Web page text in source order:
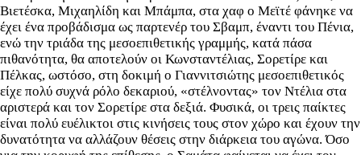
Βιετέσκα, Μιχαηλίδη και Μπάμπα, στα χαφ ο Μεϊτέ φάνηκε να
έχει ένα προβάδισμα ως παρτενέρ του Σβαμπ, έναντι του Πένια,
ενώ την τριάδα της μεσοεπιθετικής γραμμής, κατά πάσα
πιθανότητα, θα αποτελούν οι Κωνσταντέλιας, Σορετίρε και
Πέλκας, ωστόσο, στη δοκιμή ο Γιαννιτσιώτης μεσοεπιθετικός
είχε πολύ συχνά ρόλο δεκαριού, «στέλνοντας» τον Ντέλια στα
αριστερά και τον Σορετίρε στα δεξιά. Φυσικά, οι τρεις παίκτες
είναι πολύ ευέλικτοι στις κινήσεις τους στον χώρο και έχουν την
δυνατότητα να αλλάζουν θέσεις στην διάρκεια του αγώνα. Όσο